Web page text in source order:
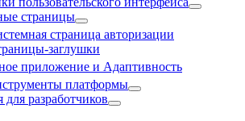
страницы
страница авторизации
заглушки
приложение и Адаптивность
платформы
разработчиков